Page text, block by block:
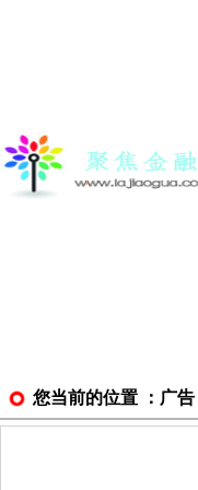
您当前的位置 ： 广告